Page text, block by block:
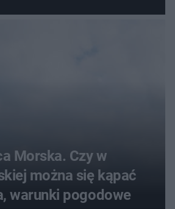
Morska. Czy w
można się kąpać
warunki pogodowe